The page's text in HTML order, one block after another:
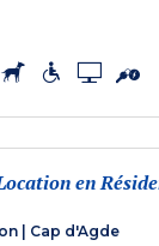
en
Cap d'Agde